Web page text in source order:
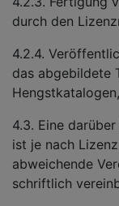
durch den
4.2.4.
das abgebildete
4.3. Eine
ist je nach
abweichende
schriftlich